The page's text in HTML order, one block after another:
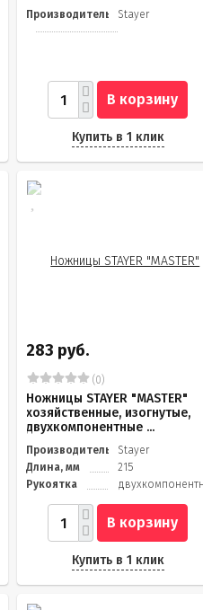
Производитель Stayer
В корзину
Купить в 1 клик
283 руб.
(0)
Ножницы STAYER "MASTER"
хозяйственные, изогнутые,
двухкомпонентные ...
Производитель
Stayer
Длина, мм
215
Рукоятка
В корзину
Купить в 1 клик